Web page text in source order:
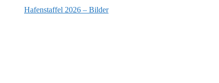
Hafenstaffel 2026 – Bilder